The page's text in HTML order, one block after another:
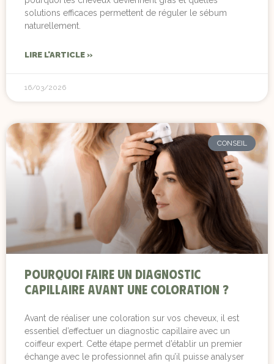
solutions efficaces permettent de réguler le sébum
naturellement.
LIRE L'ARTICLE »
16/03/2026
CONSEIL
Pourquoi faire un diagnostic
capillaire avant une coloration ?
Avant de réaliser une coloration sur vos cheveux, il est
essentiel d’effectuer un diagnostic capillaire avec un
coiffeur expert. Cette étape permet d’établir un premier
échange avec le professionnel afin qu’il puisse analyser